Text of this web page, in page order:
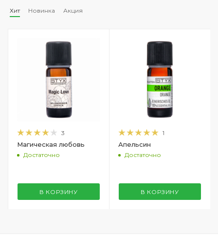
Хит Новинка Акция
3
Магическая любовь
Достаточно
В КОРЗИНУ
1
Апельсин
Достаточно
В КОРЗИНУ